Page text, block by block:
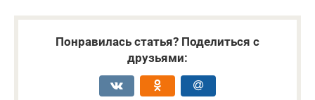
Понравилась статья? Поделиться с
друзьями: